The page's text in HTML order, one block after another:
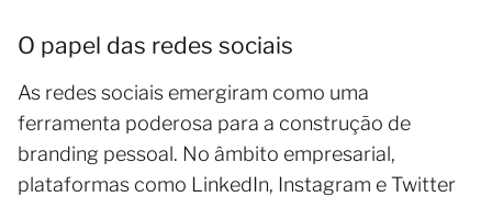
O papel das redes sociais
As redes sociais emergiram como uma
ferramenta poderosa para a construção de
branding pessoal. No âmbito empresarial,
plataformas como LinkedIn, Instagram e Twitter